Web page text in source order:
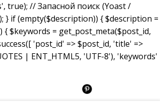
true); // Запасной поиск (Yoast /
} if (empty($description)) { $description =
$keywords = get_post_meta($post_id,
'post_id' => $post_id, 'title' =>
| ENT_HTML5, 'UTF-8'), 'keywords'